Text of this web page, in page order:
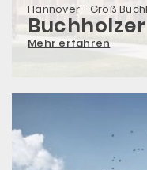
Hannover - Groß
Mehr erfahren